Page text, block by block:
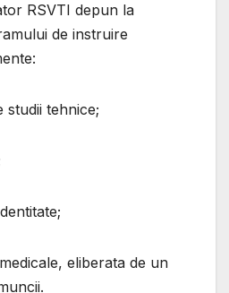
RSVTI depun la
de instruire
studii tehnice;
eliberata de un